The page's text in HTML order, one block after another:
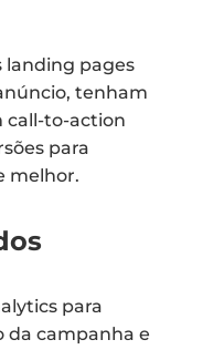
landing pages
tenham
call-to-action
para
melhor.
para
da campanha e